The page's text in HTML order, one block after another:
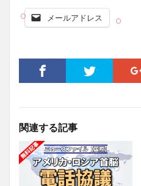
メールアドレス
関連する記事